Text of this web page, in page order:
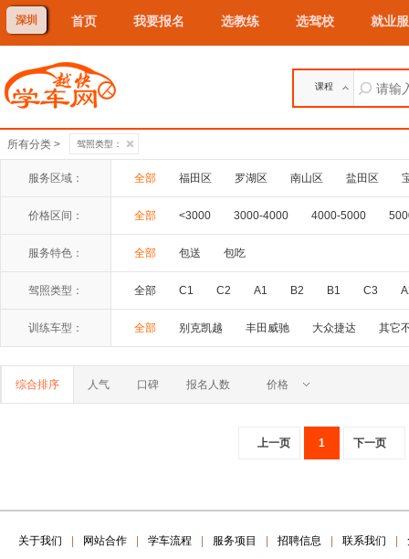
深圳 首页 我要报名 选教练 选驾校 就业
课程
所有分类 > 驾照类型：
服务区域： 全部 福田区 罗湖区 南山区 盐田区
价格区间： 全部 <3000 3000-4000 4000-5000
服务特色： 全部 包送 包吃
驾照类型： 全部 C1 C2 A1 B2 B1 C3
训练车型： 全部 别克凯越 丰田威驰 大众捷达 其它
综合排序 人气 口碑 报名人数 价格
上一页 1 下一页
关于我们 网站合作 学车流程 服务项目 招聘信息 联系我们